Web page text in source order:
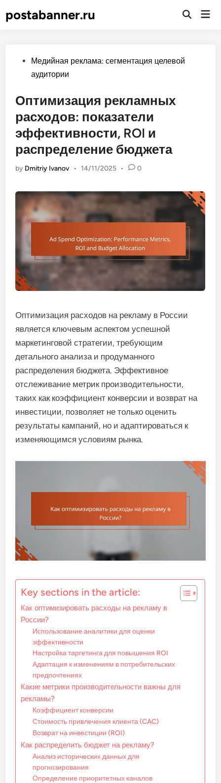
postabanner.ru
Open
PostedМедийная реклама: сегментация целевой
аудитории
Оптимизация рекламных
расходов: показатели
эффективности, ROI и
распределение бюджета
by Dmitriy Ivanov • 14/11/2025 • 0
Оптимизация расходов на рекламу в России
является ключевым аспектом успешной
маркетинговой стратегии, требующим
детального анализа и продуманного
распределения бюджета. Эффективное
отслеживание метрик производительности,
таких как коэффициент конверсии и возврат на
инвестиции, позволяет не только оценить
результаты кампаний, но и адаптироваться к
изменяющимся условиям рынка.
Key sections in the article:
Как оптимизировать расходы на рекламу в
России?
Использование аналитики для оценки
эффективности
Настройка таргетинга для повышения ROI
Адаптация к изменениям в потребительских
предпочтениях
Какие метрики производительности важны для
рекламы?
Коэффициент конверсии
Стоимость привлечения клиента (CAC)
Возврат на инвестиции (ROI)
Как распределить бюджет на рекламу?
Анализ исторических данных для
прогнозирования
Определение приоритетных каналов